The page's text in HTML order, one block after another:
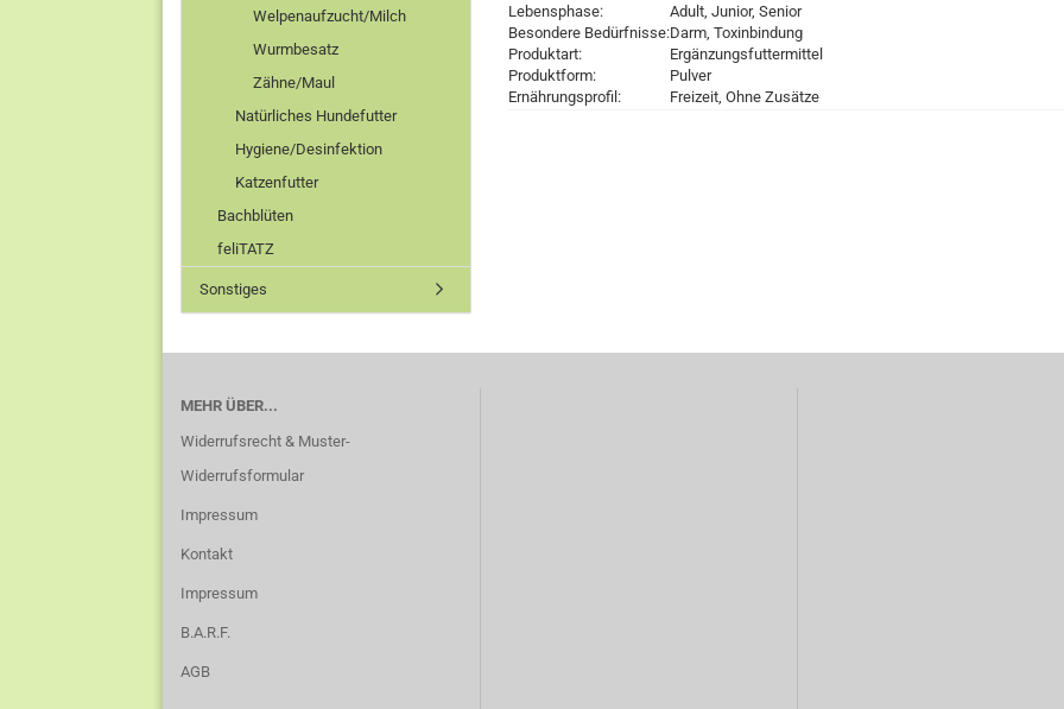
Lebensphase:
Adult, Junior, Senior
Besondere Bedürfnisse:Darm, Toxinbindung
Produktart:
Ergänzungsfuttermittel
Produktform:
Pulver
Ernährungsprofil:
Freizeit, Ohne Zusätze
Welpenaufzucht/Milch
Wurmbesatz
Zähne/Maul
Natürliches Hundefutter
Hygiene/Desinfektion
Katzenfutter
Bachblüten
feliTATZ
Sonstiges
MEHR ÜBER...
Widerrufsrecht & Muster-
Widerrufsformular
Impressum
Kontakt
Impressum
B.A.R.F.
AGB